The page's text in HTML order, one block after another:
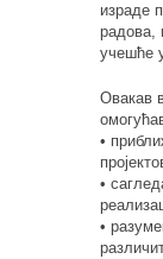
израде
радова,
учешће
Овакав
•
•
•